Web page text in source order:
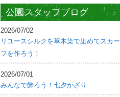
公園スタッフブログ
2026/07/02
リユースシルクを草木染で染めてスカー
フを作ろう！
2026/07/01
みんなで飾ろう！七夕かざり